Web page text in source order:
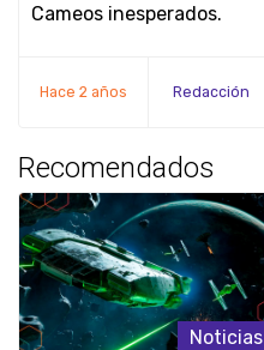
Cameos inesperados.
Hace 2 años Redacción
Recomendados
Noticias